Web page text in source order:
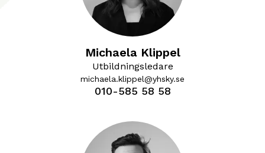
Michaela Klippel
Utbildningsledare
michaela.klippel@yhsky.se
010-585 58 58